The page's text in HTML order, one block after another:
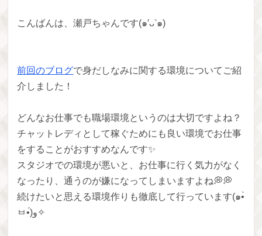
こんばんは、瀬戸ちゃんです(๑′ᴗ‵๑)
前回のブログで身だしなみに関する環境についてご紹
介しました！
どんなお仕事でも職場環境というのは大切ですよね？
チャットレディとして稼ぐためにも良い環境でお仕事
をすることがおすすめなんです✨
スタジオでの環境が悪いと、お仕事に行く気力がなく
なったり、通うのが嫌になってしまいますよね💭💭
続けたいと思える環境作りも徹底して行っています(๑•̀
ㅂ•́)و✧